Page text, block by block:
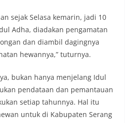
sejak Selasa kemarin, jadi 10
Adha, diadakan pengamatan
dan diambil dagingnya
hewannya,” tuturnya.
bukan hanya menjelang Idul
pendataan dan pemantauan
setiap tahunnya. Hal itu
untuk di Kabupaten Serang